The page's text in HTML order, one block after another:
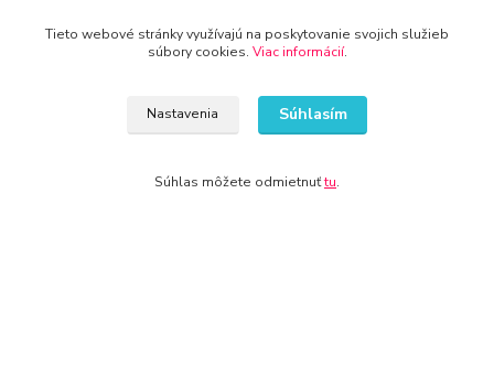
+421 940 949 000
Tieto webové stránky využívajú na poskytovanie svojich služieb
súbory cookies. Viac informácií.
Nastavenia Súhlasím
Súhlas môžete odmietnuťtu.